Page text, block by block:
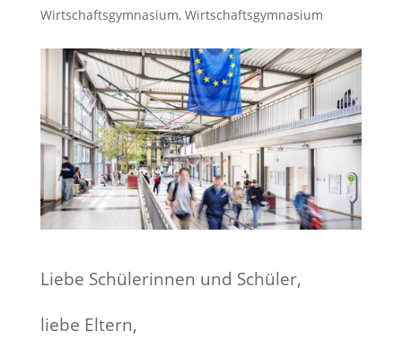
Wirtschaftsgymnasium, Wirtschaftsgymnasium
Liebe Schülerinnen und Schüler,
liebe Eltern,